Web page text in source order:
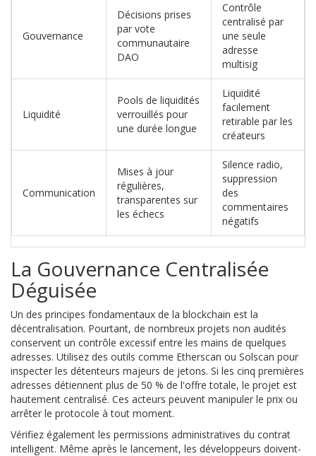
Gouvernance
Décisions prises
par vote
communautaire
DAO
Contrôle
centralisé par
une seule
adresse
multisig
Liquidité
Pools de liquidités
verrouillés pour
une durée longue
Liquidité
facilement
retirable par les
créateurs
Communication
Mises à jour
régulières,
transparentes sur
les échecs
Silence radio,
suppression
des
commentaires
négatifs
La Gouvernance Centralisée
Déguisée
Un des principes fondamentaux de la blockchain est la
décentralisation. Pourtant, de nombreux projets non audités
conservent un contrôle excessif entre les mains de quelques
adresses. Utilisez des outils comme Etherscan ou Solscan pour
inspecter les détenteurs majeurs de jetons. Si les cinq premières
adresses détiennent plus de 50 % de l'offre totale, le projet est
hautement centralisé. Ces acteurs peuvent manipuler le prix ou
arrêter le protocole à tout moment.
Vérifiez également les permissions administratives du contrat
intelligent. Même après le lancement, les développeurs doivent-